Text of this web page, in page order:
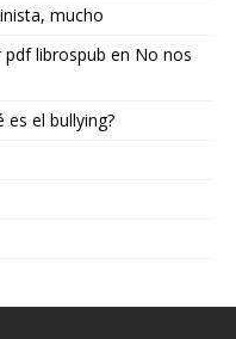
mucho
librospub en No nos
es el bullying?